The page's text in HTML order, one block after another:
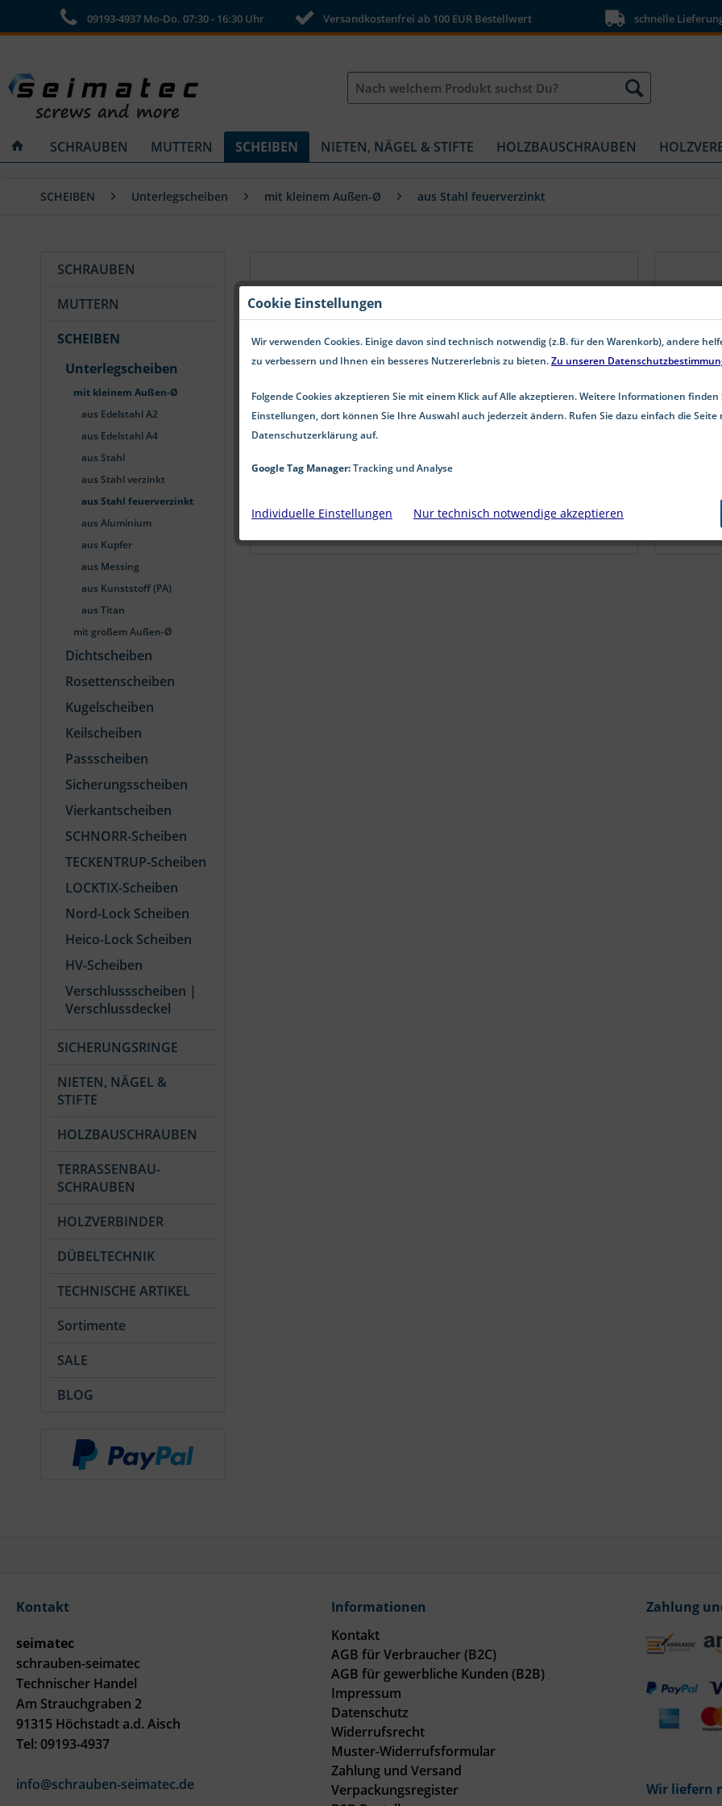
09193-4937 Mo-Do. 07:30 - 16:30 Uhr Versandkostenfrei ab 100 EUR Bestellwert schnelle
SCHRAUBEN MUTTERN SCHEIBEN NIETEN, NÄGEL & STIFTE HOLZBAUSCHRAUBEN
SCHEIBEN Unterlegscheiben mit kleinem Außen-Ø aus Stahl feuerverzinkt
SCHRAUBEN
MUTTERN
SCHEIBEN
Unterlegscheiben
mit kleinem Außen-Ø
aus Edelstahl A2
aus Edelstahl A4
aus Stahl
aus Stahl verzinkt
aus Stahl feuerverzinkt
aus Aluminium
aus Kupfer
aus Messing
aus Kunststoff (PA)
aus Titan
mit großem Außen-Ø
Dichtscheiben
Rosettenscheiben
Kugelscheiben
Keilscheiben
Passscheiben
Sicherungsscheiben
Vierkantscheiben
SCHNORR-Scheiben
TECKENTRUP-Scheiben
LOCKTIX-Scheiben
Nord-Lock Scheiben
Heico-Lock Scheiben
HV-Scheiben
Verschlussscheiben |
Verschlussdeckel
SICHERUNGSRINGE
NIETEN, NÄGEL &
STIFTE
HOLZBAUSCHRAUBEN
TERRASSENBAU-
SCHRAUBEN
HOLZVERBINDER
DÜBELTECHNIK
TECHNISCHE ARTIKEL
Sortimente
SALE
BLOG
feuerverzinkt 140 HV Beilagscheiben
nach DIN 125 Form A aus Stahl
Verteilung der Last unter Schrauben
und Muttern eingesetzt. Sie schützen
die Oberfläche und sorgen...
ab 2,20 € *
Kontakt
seimatec
schrauben-seimatec
Technischer Handel
Am Strauchgraben 2
91315 Höchstadt a.d. Aisch
Tel: 09193-4937
info@schrauben-seimatec.de
Informationen
Kontakt
AGB für Verbraucher (B2C)
AGB für gewerbliche Kunden (B2B)
Impressum
Datenschutz
Widerrufsrecht
Muster-Widerrufsformular
Zahlung und Versand
Verpackungsregister
Zahlung
Wir liefern
Cookie Einstellungen
Wir verwenden Cookies. Einige davon sind technisch notwendig (z.B. für den Warenkorb), andere
zu verbessern und Ihnen ein besseres Nutzererlebnis zu bieten.Zu unseren
Folgende Cookies akzeptieren Sie mit einem Klick auf Alle akzeptieren. Weitere Informationen finden
Einstellungen, dort können Sie Ihre Auswahl auch jederzeit ändern. Rufen Sie dazu einfach die Seite
Datenschutzerklärung auf.
Google Tag Manager:Tracking und Analyse
Individuelle Einstellungen Nur technisch notwendige akzeptieren